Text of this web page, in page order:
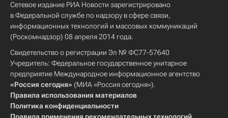
Сетевое издание РИА Новости зарегистрировано
в Федеральной службе по надзору в сфере связи,
информационных технологий и массовых коммуникаций
(Роскомнадзор) 08 апреля 2014 года.
Свидетельство о регистрации Эл № ФС77-57640
Учредитель: Федеральное государственное унитарное
предприятие Международное информационное агентство
«Россия сегодня» (МИА «Россия сегодня»).
Правила использования материалов
Политика конфиденциальности